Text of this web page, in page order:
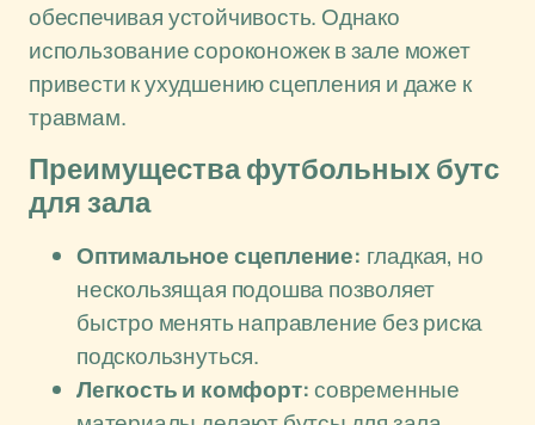
обеспечивая устойчивость. Однако
использование сороконожек в зале может
привести к ухудшению сцепления и даже к
травмам.
Преимущества футбольных бутс
для зала
Оптимальное сцепление: гладкая, но
нескользящая подошва позволяет
быстро менять направление без риска
подскользнуться.
Легкость и комфорт:современные